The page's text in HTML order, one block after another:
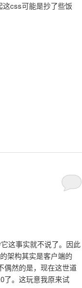
css可能是抄了些饭
这事实就不说了。因此
架构其实是客户端的
偶然的是，现在这世道
了。这玩意我原来试